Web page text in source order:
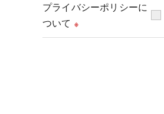
プライバシーポリシーに
ついて ※